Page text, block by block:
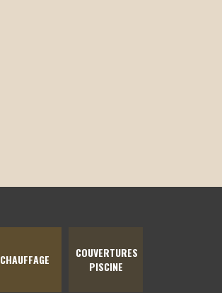
CHAUFFAGE
COUVERTURES
PISCINE